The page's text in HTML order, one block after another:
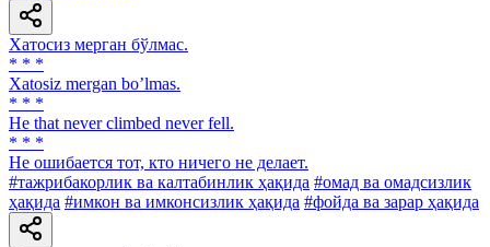
Хатосиз мерган бўлмас.
* * *
Xatosiz mergan boʼlmas.
* * *
He that never climbed never fell.
* * *
He ошибается тот, кто ничего не делает.
#тажрибакорлик ва калтабинлик ҳақида #омад ва омадсизлик
ҳақида #имкон ва имконсизлик ҳақида #фойда ва зарар ҳақида